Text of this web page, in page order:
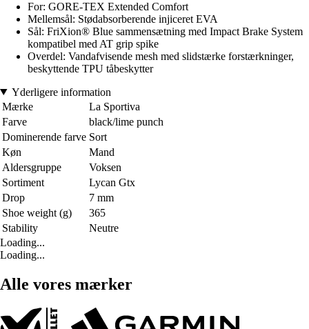
For: GORE-TEX Extended Comfort
Mellemsål: Stødabsorberende injiceret EVA
Sål: FriXion® Blue sammensætning med Impact Brake System
kompatibel med AT grip spike
Overdel: Vandafvisende mesh med slidstærke forstærkninger,
beskyttende TPU tåbeskytter
Yderligere information
Mærke
La Sportiva
Farve
black/lime punch
Dominerende farve Sort
Køn
Mand
Aldersgruppe
Voksen
Sortiment
Lycan Gtx
Drop
7 mm
Shoe weight (g)
365
Stability
Neutre
Loading...
Loading...
Alle vores mærker